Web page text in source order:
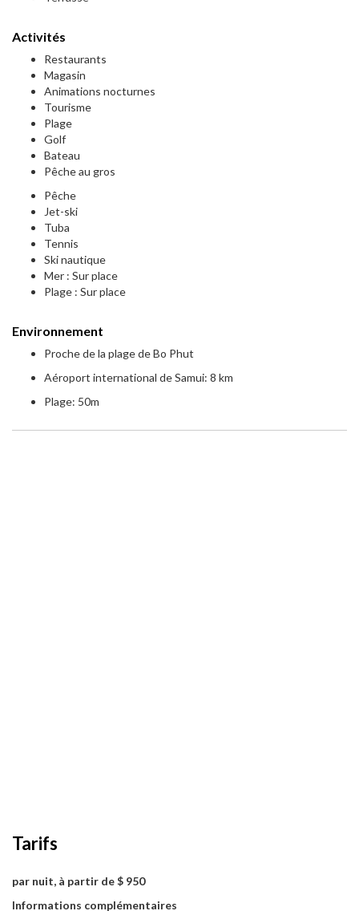
Activités
Restaurants
Magasin
Animations nocturnes
Tourisme
Plage
Golf
Bateau
Pêche au gros
Pêche
Jet-ski
Tuba
Tennis
Ski nautique
Mer : Sur place
Plage : Sur place
Environnement
Proche de la plage de Bo Phut
Aéroport international de Samui: 8 km
Plage: 50m
Tarifs
par nuit, à partir de $ 950
Informations complémentaires